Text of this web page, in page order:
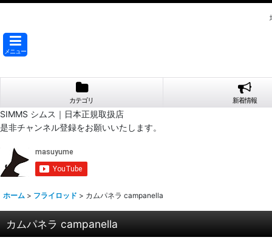
メニュー
カテゴリ 新着情報
SIMMS シムス｜日本正規取扱店
是非チャンネル登録をお願いいたします。
ホーム > フライロッド > カムパネラ campanella
カムパネラ campanella